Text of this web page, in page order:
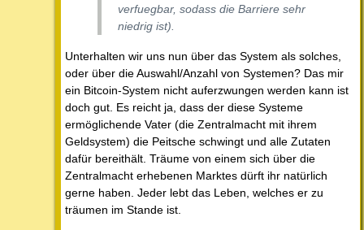
verfuegbar, sodass die Barriere sehr
niedrig ist).
Unterhalten wir uns nun über das System als solches,
oder über die Auswahl/Anzahl von Systemen? Das mir
ein Bitcoin-System nicht auferzwungen werden kann ist
doch gut. Es reicht ja, dass der diese Systeme
ermöglichende Vater (die Zentralmacht mit ihrem
Geldsystem) die Peitsche schwingt und alle Zutaten
dafür bereithält. Träume von einem sich über die
Zentralmacht erhebenen Marktes dürft ihr natürlich
gerne haben. Jeder lebt das Leben, welches er zu
träumen im Stande ist.